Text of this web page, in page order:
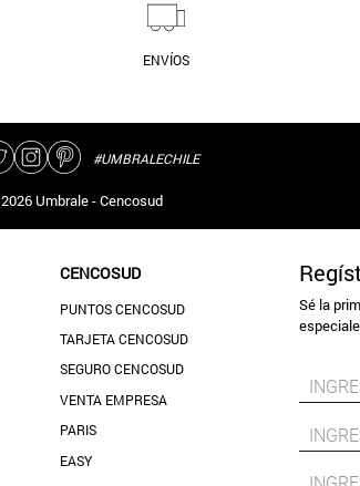
ENVÍOS
#UMBRALECHILE
2026 Umbrale - Cencosud
CENCOSUD
PUNTOS CENCOSUD
TARJETA CENCOSUD
SEGURO CENCOSUD
VENTA EMPRESA
PARIS
EASY
Sé la